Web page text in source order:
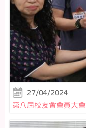
27/04/2024
第八屆校友會會員大